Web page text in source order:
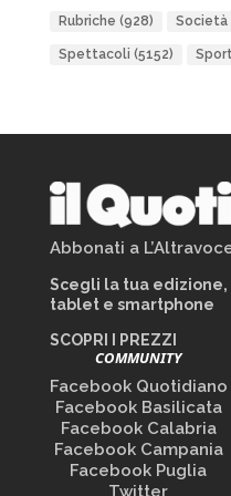
Rubriche (928) Società
Spettacoli (5152)
Abbonati a
Scegli la tua
tablet e smartphone
SCOPRI I PREZZI
COMMUNITY
Facebook Quotidiano
Facebook Basilicata
Facebook Calabria
Facebook Campania
Facebook Puglia
Twitter